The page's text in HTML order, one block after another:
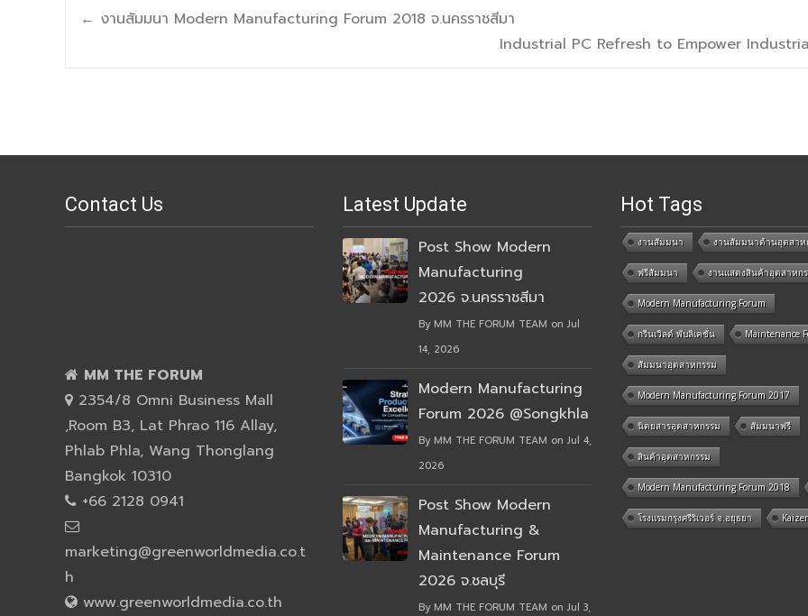
Post
navigation
← งานสัมมนา Modern Manufacturing Forum 2018 จ.นครราชสีมา
Industrial PC Refresh to Empower
Contact Us
MM THE FORUM
2354/8 Omni Business Mall
,Room B3, Lat Phrao 116 Allay,
Phlab Phla, Wang Thonglang
Bangkok 10310
+66 2128 0941
marketing@greenworldmedia.co.t
h
www.greenworldmedia.co.th
Latest Update
Post Show Modern
Manufacturing
2026 จ.นครราชสีมา
By MM THE FORUM TEAM on Jul
14, 2026
Modern Manufacturing
Forum 2026 @Songkhla
By MM THE FORUM TEAM on Jul 4,
2026
Post Show Modern
Manufacturing &
Maintenance Forum
2026 จ.ชลบุรี
By MM THE FORUM TEAM on Jul 3,
Hot Tags
งานสัมมนา งานสัมมนาด้านอุตสาห
ฟรีสัมมนา งานแสดงสินค้าอุตสาหก
Modern Manufacturing Forum
กรีนเวิลด์ พับลิเคชั่น Maintenance
สัมมนาอุตสาหกรรม
Modern Manufacturing Forum 2017
นิตยสารอุตสาหกรรม สัมมนาฟรี
สินค้าอุตสาหกรรม
Modern Manufacturing Forum 2018
โรงแรมกรุงศรีริเวอร์ จ.อยุธยา